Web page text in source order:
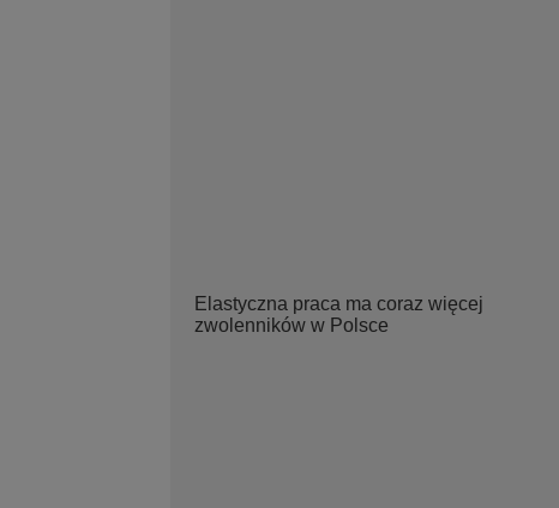
Elastyczna praca ma coraz więcej
zwolenników w Polsce